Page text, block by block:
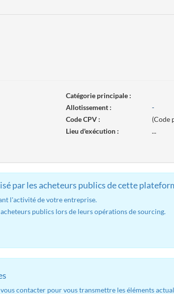
Catégorie principale :
Allotissement :
-
Code CPV :
(Code
Lieu d'exécution :
...
par les acheteurs publics de cette
l'activité de votre entreprise.
publics lors de leurs opérations de sourcing.
contacter pour vous transmettre les éléments